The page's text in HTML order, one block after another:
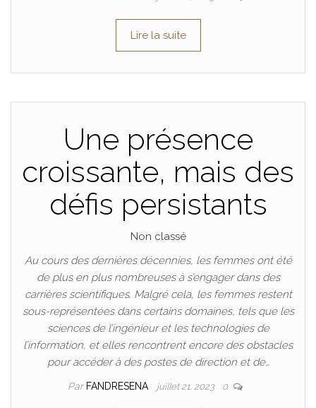
Lire la suite
Une présence
croissante, mais des
défis persistants
Non classé
Au cours des dernières décennies, les femmes ont été
de plus en plus nombreuses à s’engager dans des
carrières scientifiques. Malgré cela, les femmes restent
sous-représentées dans certains domaines, tels que les
sciences de l’ingénieur et les technologies de
l’information, et elles rencontrent encore des obstacles
pour accéder à des postes de direction et de…
Par FANDRESENA juillet 21, 2023 0